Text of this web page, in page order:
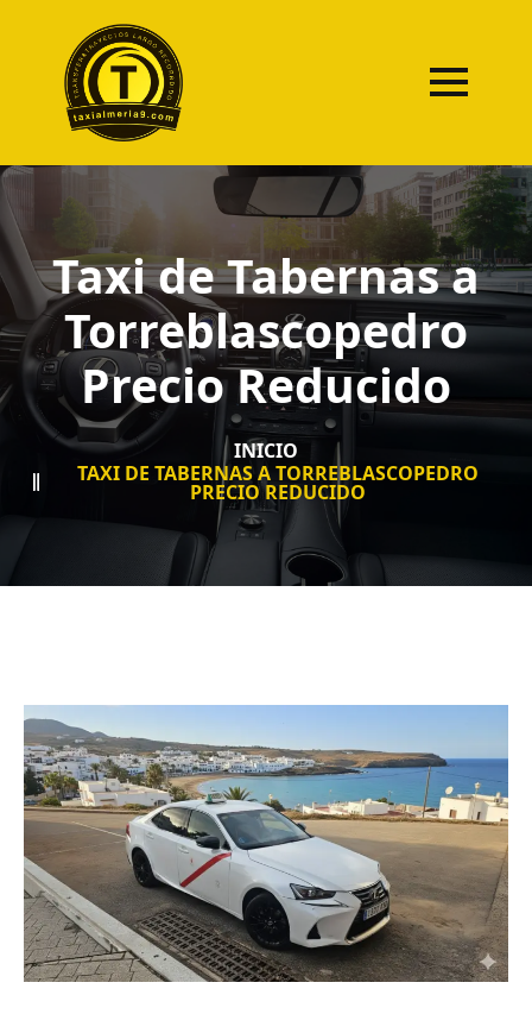
Taxi de Tabernas a
Torreblascopedro
Precio Reducido
INICIO
TAXI DE TABERNAS A TORREBLASCOPEDRO
PRECIO REDUCIDO